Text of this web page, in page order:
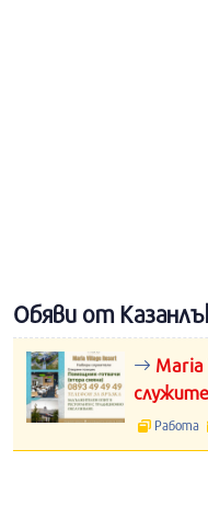
Обяви от
Maria
Работа